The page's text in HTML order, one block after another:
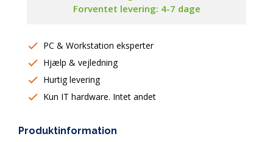
Produktinformation
Forventet levering: 4-7 dage
PC & Workstation eksperter
Hjælp & vejledning
Hurtig levering
Kun IT hardware. Intet andet